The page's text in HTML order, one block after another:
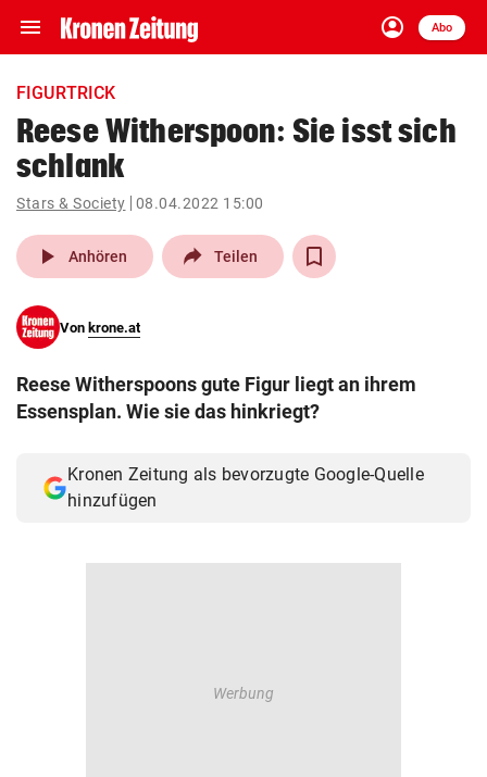
menu Navigation
ein-/ausklappen
account_circle
Anmelden
Abo
close Schließen
account_circle Anmelden
pin_drop
Wien arrow_right
search
eingeben
© Krone Multimedia GmbH & Co KG 2026
FIGURTRICK
Reese Witherspoon: Sie isst sich
schlank
Stars & Society 08.04.2022 15:00
play_arrow Anhören Teilen
Von krone.at
Reese Witherspoons gute Figur liegt an ihrem
Essensplan. Wie sie das hinkriegt?
Kronen Zeitung als bevorzugte Google-Quelle
hinzufügen